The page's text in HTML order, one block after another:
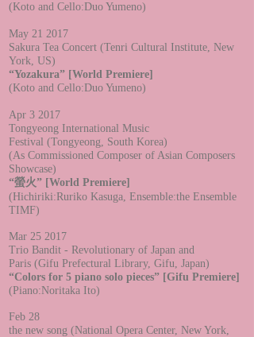
(Koto and Cello:Duo Yumeno)
May 21 2017
Sakura Tea Concert (Tenri Cultural Institute, New
York, US)
“Yozakura” [World Premiere]
(Koto and Cello:Duo Yumeno)
Apr 3 2017
Tongyeong International Music
Festival (Tongyeong, South Korea)
(As Commissioned Composer of Asian Composers
Showcase)
“螢火” [World Premiere]
(Hichiriki:Ruriko Kasuga, Ensemble:the Ensemble
TIMF)
Mar 25 2017
Trio Bandit - Revolutionary of Japan and
Paris (Gifu Prefectural Library, Gifu, Japan)
“Colors for 5 piano solo pieces” [Gifu Premiere]
(Piano:Noritaka Ito)
Feb 28
the new song (National Opera Center, New York,